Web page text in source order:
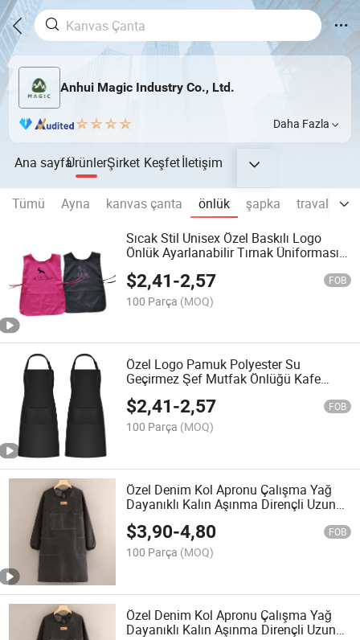
Anhui Magic Industry Co., Ltd.
Daha Fazla
Ana sayfaÜrünlerŞirket Keşfetİletişim
Tümü Ayna kanvas çanta önlük şapka
traval
Sıcak Stil Unisex Özel Baskılı Logo
Önlük Ayarlanabilir Tırnak Üniforması
$2,41-2,57 FOB
100 Parça (MOQ)
Özel Logo Pamuk Polyester Su
Geçirmez Şef Mutfak Önlüğü Kafe
Restoranları için Pişirme Önlükleri
$2,41-2,57 FOB
100 Parça (MOQ)
Özel Denim Kol Apronu Çalışma Yağ
Dayanıklı Kalın Aşınma Dirençli Uzun
Apron Bahçe Su Geçirmez Yağ
Geçirmez Kanvas Apron
$3,90-4,80 FOB
100 Parça (MOQ)
Özel Denim Kol Apronu Çalışma Yağ
Dayanıklı Kalın Aşınma Dirençli Uzun